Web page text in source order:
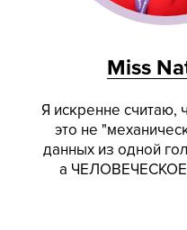
Miss
Я искренне считаю,
это не
данных из одной
а ЧЕЛОВЕЧЕСКОЕ